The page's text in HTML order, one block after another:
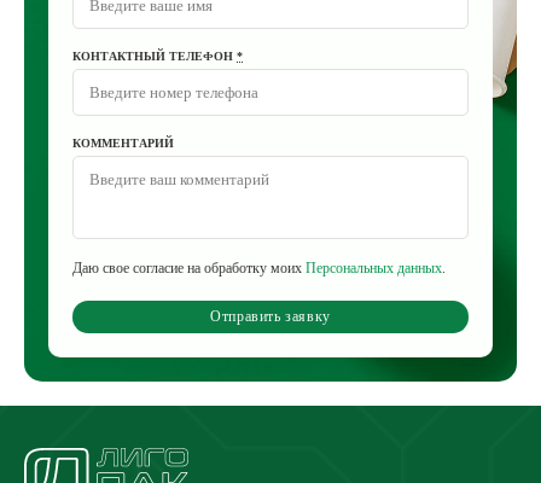
КОНТАКТНЫЙ ТЕЛЕФОН *
КОММЕНТАРИЙ
Даю свое согласие на обработку моих Персональных данных.
Отправить заявку